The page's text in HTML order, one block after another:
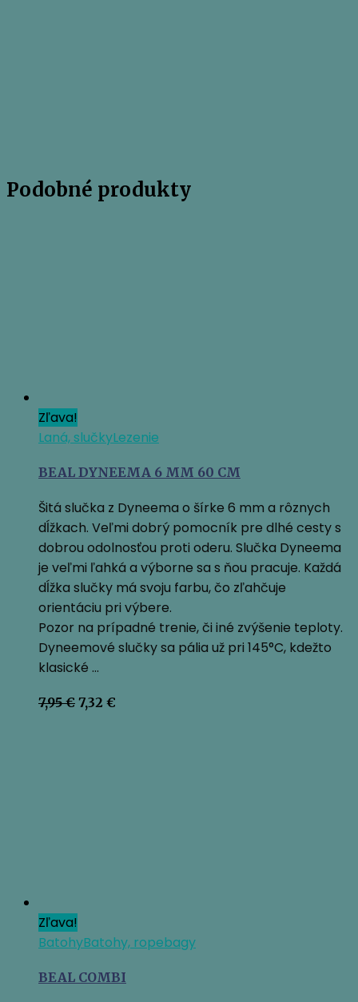
Podobné produkty
Zľava!
Laná, slučkyLezenie
BEAL DYNEEMA 6 MM 60 CM
Šitá slučka z Dyneema o šírke 6 mm a rôznych
dĺžkach. Veľmi dobrý pomocník pre dlhé cesty s
dobrou odolnosťou proti oderu. Slučka Dyneema
je veľmi ľahká a výborne sa s ňou pracuje. Každá
dĺžka slučky má svoju farbu, čo zľahčuje
orientáciu pri výbere.
Pozor na prípadné trenie, či iné zvýšenie teploty.
Dyneemové slučky sa pália už pri 145°C, kdežto
klasické …
7,95€ Pôvodná
7,32 €
Zľava!
BatohyBatohy, ropebagy
BEAL COMBI